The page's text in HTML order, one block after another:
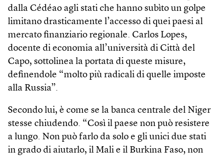
dalla Cédéao agli stati che hanno subìto un golpe
limitano drasticamente l’accesso di quei paesi al
mercato finanziario regionale. Carlos Lopes,
docente di economia all’università di Città del
Capo, sottolinea la portata di queste misure,
definendole “molto più radicali di quelle imposte
alla Russia”.
Secondo lui, è come se la banca centrale del Niger
stesse chiudendo. “Così il paese non può resistere
a lungo. Non può farlo da solo e gli unici due stati
in grado di aiutarlo, il Mali e il Burkina Faso, non